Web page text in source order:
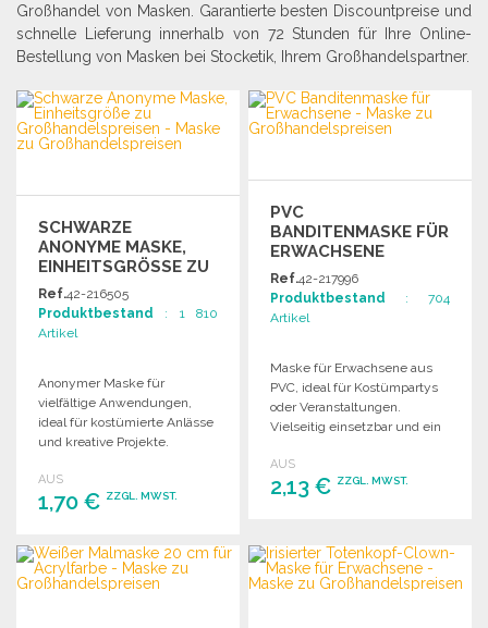
Großhandel von Masken. Garantierte besten Discountpreise und
schnelle Lieferung innerhalb von 72 Stunden für Ihre Online-
Bestellung von Masken bei Stocketik, Ihrem Großhandelspartner.
SCHWARZE
ANONYME MASKE,
EINHEITSGRÖSSE ZU G
ROSSHANDELSPREISEN
Ref.42-216505
Produktbestand : 1 810
Artikel
Anonymer Maske für
vielfältige Anwendungen,
ideal für kostümierte Anlässe
und kreative Projekte.
jeden Anlass.
AUS
1,70 € ZZGL. MWST.
BESTELLEN
Angebot anfordern
PVC
BANDITENMASKE FÜR
ERWACHSENE
Ref.42-217996
Produktbestand : 704
Artikel
Maske für Erwachsene aus
PVC, ideal für Kostümpartys
oder Veranstaltungen.
Vielseitig einsetzbar und ein
AUS
2,13 € ZZGL. MWST.
Angebot anfordern